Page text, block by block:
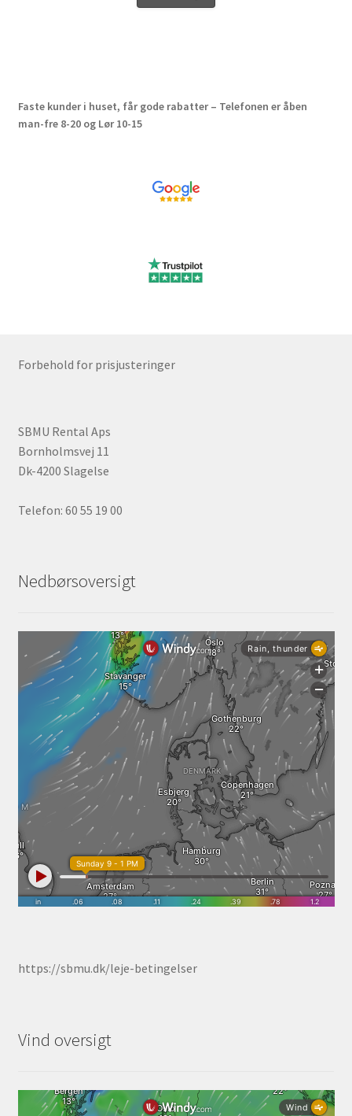
Faste kunder i huset, får gode rabatter – Telefonen er åben
man-fre 8-20 og Lør 10-15
Forbehold for prisjusteringer
SBMU Rental Aps
Bornholmsvej 11
Dk-4200 Slagelse
Telefon: 60 55 19 00
Nedbørsoversigt
https://sbmu.dk/leje-betingelser
Vind oversigt